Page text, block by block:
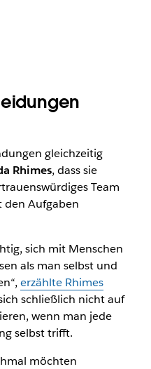
gleichzeitig
Rhimes, dass sie
Team
den Aufgaben
sich mit Menschen
als man selbst und
erzählte Rhimes
schließlich nicht auf
wenn man jede
selbst trifft.
möchten